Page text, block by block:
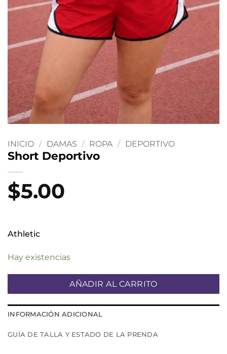
INICIO / DAMAS / ROPA / DEPORTIVO
Short Deportivo
$5.00
Athletic
Hay existencias
AÑADIR AL CARRITO
INFORMACIÓN ADICIONAL
GUÍA DE TALLA Y ESTADO DE LA PRENDA